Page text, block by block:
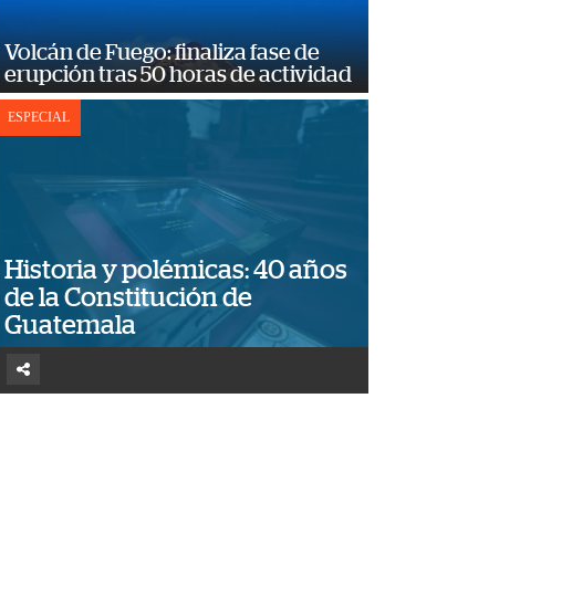
Volcán de Fuego: finaliza fase de
erupción tras 50 horas de actividad
ESPECIAL
Historia y polémicas: 40 años
de la Constitución de
Guatemala